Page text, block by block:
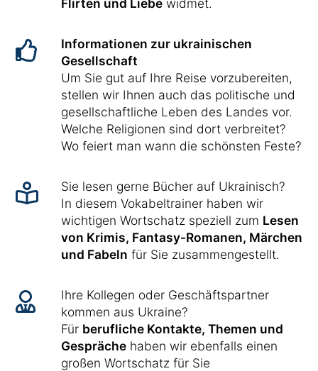
Flirten und Liebe widmet.
Informationen zur ukrainischen
Gesellschaft
Um Sie gut auf Ihre Reise vorzubereiten,
stellen wir Ihnen auch das politische und
gesellschaftliche Leben des Landes vor.
Welche Religionen sind dort verbreitet?
Wo feiert man wann die schönsten Feste?
Sie lesen gerne Bücher auf Ukrainisch?
In diesem Vokabeltrainer haben wir
wichtigen Wortschatz speziell zum Lesen
von Krimis, Fantasy-Romanen, Märchen
und Fabeln für Sie zusammengestellt.
Ihre Kollegen oder Geschäftspartner
kommen aus Ukraine?
Für berufliche Kontakte, Themen und
Gespräche haben wir ebenfalls einen
großen Wortschatz für Sie